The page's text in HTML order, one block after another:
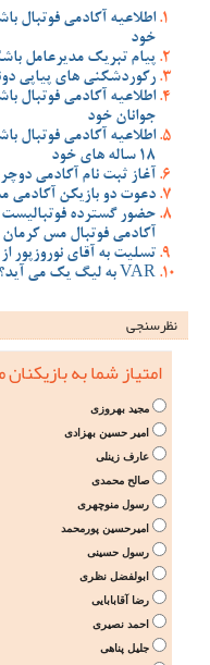
اطلاعیه آکادمی فوتبال
خود
پیام تبریک مدیرعامل
رکوردشکنی های پیاپی
اطلاعیه آکادمی فوتبال
جوانان خود
اطلاعیه آکادمی فوتبال
18 ساله های خود
آغاز ثبت نام آکادمی
دعوت دو بازیکن آکادمی
حضور گسترده
آکادمی فوتبال مس کرمان
تسلیت به آقای نوروزپور
VAR به لیگ یک می آید؟!
نظرسنجی
امتیاز شما به
مجید بهروزی
امیر حسین بهزادی
عارف زینلی
صالح محمدی
رسول منوچهری
امیرحسین پورمحمد
رسول حسینی
ابولفضل نظری
رضا آقابابایی
احمد نصیری
جلیل پناهی